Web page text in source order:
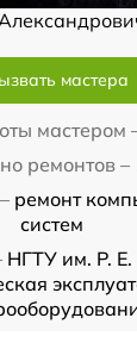
мастера
мастером
ремонтов –
ремонт
систем
НГТУ им. Р. Е.